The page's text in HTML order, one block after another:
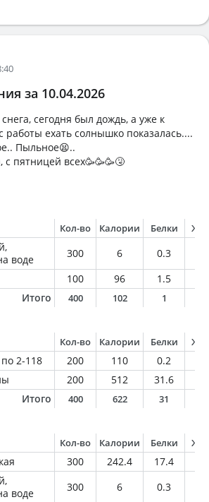
за 10.04.2026
сегодня был дождь, а уже к
работы ехать солнышко показалась....
Пыльное😫..
пятницей всех🥳🥳🥳🤧
Кол-во Калории Белки
воде
300 6 0.3
100 96 1.5
Итого
400 102 1
Кол-во Калории Белки
2-118 200 110 0.2
200 512 31.6
Итого
400 622 31
Кол-во Калории Белки
300 242.4 17.4
воде
300 6 0.3